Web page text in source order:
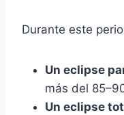
Durante este
Un eclipse
más del
Un eclipse